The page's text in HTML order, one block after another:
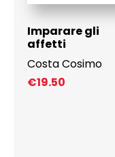
Imparare gli
affetti
Costa Cosimo
€19.50